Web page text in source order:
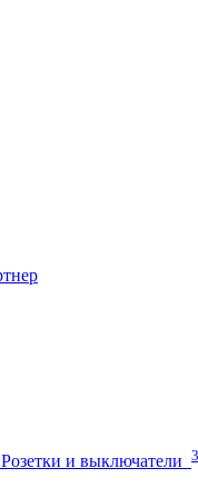
Розетки и выключатели